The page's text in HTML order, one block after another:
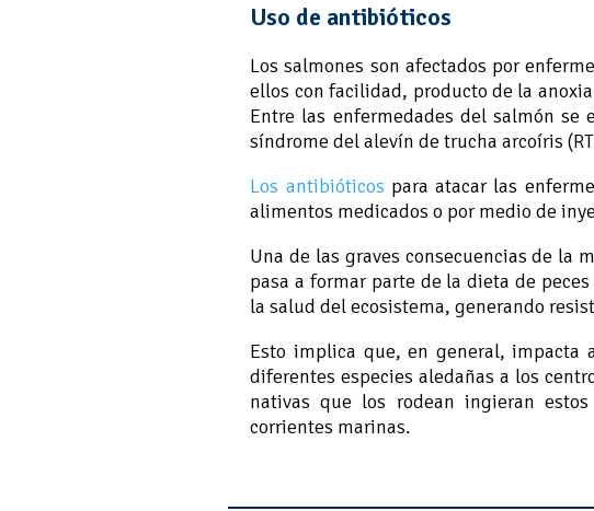
Uso de antibióticos
Los salmones son afectados por
ellos con facilidad, producto de la
Entre las enfermedades del salmón se
síndrome del alevín de trucha arcoíris
Los antibióticos para atacar las
alimentos medicados o por medio de
Una de las graves consecuencias de la
pasa a formar parte de la dieta de
la salud del ecosistema, generando
Esto implica que, en general, impacta
diferentes especies aledañas a los
nativas que los rodean ingieran
corrientes marinas.